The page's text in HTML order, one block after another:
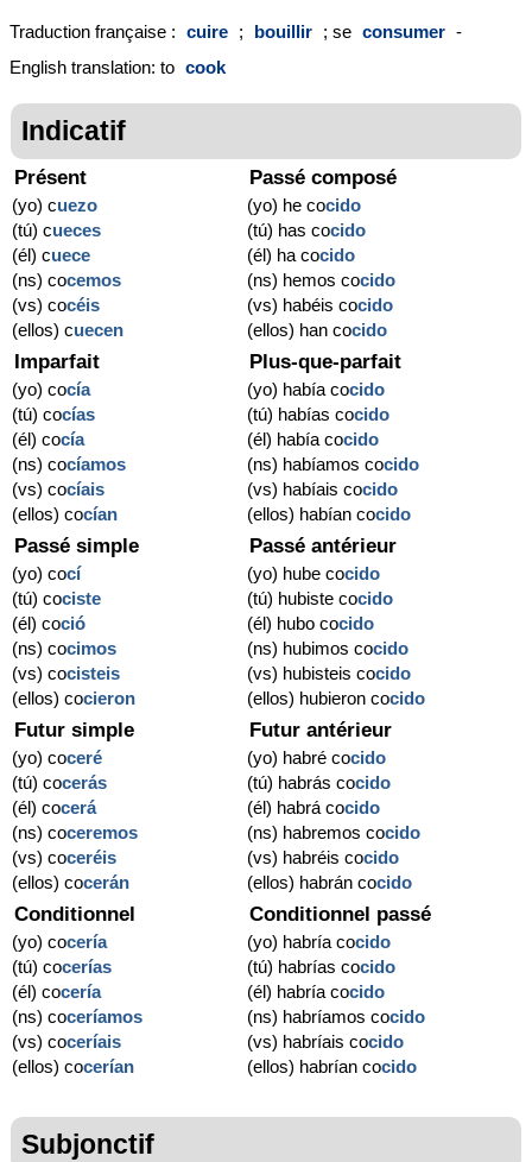
Traduction française : cuire ; bouillir ; se consumer -
English translation: to cook
Indicatif
Présent
(yo) cuezo
(tú) cueces
(él) cuece
(ns) cocemos
(vs) cocéis
(ellos) cuecen
Passé composé
(yo) he cocido
(tú) has cocido
(él) ha cocido
(ns) hemos cocido
(vs) habéis cocido
(ellos) han cocido
Imparfait
(yo) cocía
(tú) cocías
(él) cocía
(ns) cocíamos
(vs) cocíais
(ellos) cocían
Plus-que-parfait
(yo) había cocido
(tú) habías cocido
(él) había cocido
(ns) habíamos cocido
(vs) habíais cocido
(ellos) habían cocido
Passé simple
(yo) cocí
(tú) cociste
(él) coció
(ns) cocimos
(vs) cocisteis
(ellos) cocieron
Passé antérieur
(yo) hube cocido
(tú) hubiste cocido
(él) hubo cocido
(ns) hubimos cocido
(vs) hubisteis cocido
(ellos) hubieron cocido
Futur simple
(yo) coceré
(tú) cocerás
(él) cocerá
(ns) coceremos
(vs) coceréis
(ellos) cocerán
Futur antérieur
(yo) habré cocido
(tú) habrás cocido
(él) habrá cocido
(ns) habremos cocido
(vs) habréis cocido
(ellos) habrán cocido
Conditionnel
(yo) cocería
(tú) cocerías
(él) cocería
(ns) coceríamos
(vs) coceríais
(ellos) cocerían
Conditionnel passé
(yo) habría cocido
(tú) habrías cocido
(él) habría cocido
(ns) habríamos cocido
(vs) habríais cocido
(ellos) habrían cocido
Subjonctif